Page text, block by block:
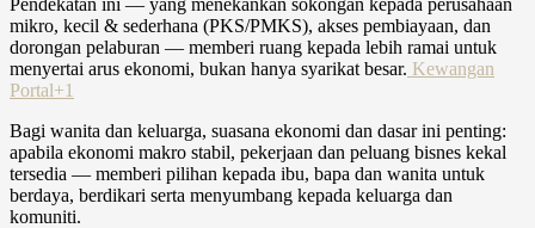
mikro, kecil & sederhana (PKS/PMKS), akses pembiayaan, dan
dorongan pelaburan — memberi ruang kepada lebih ramai untuk
menyertai arus ekonomi, bukan hanya syarikat besar. Kewangan
Portal+1
Bagi wanita dan keluarga, suasana ekonomi dan dasar ini penting:
apabila ekonomi makro stabil, pekerjaan dan peluang bisnes kekal
tersedia — memberi pilihan kepada ibu, bapa dan wanita untuk
berdaya, berdikari serta menyumbang kepada keluarga dan
komuniti.